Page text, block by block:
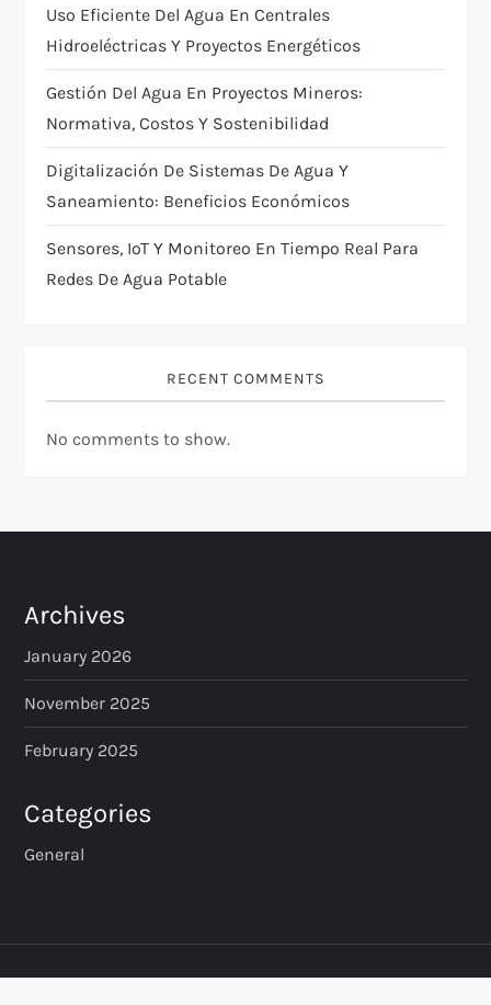
i
o
n
Uso Eficiente Del Agua En Centrales
Hidroeléctricas Y Proyectos Energéticos
Gestión Del Agua En Proyectos Mineros:
Normativa, Costos Y Sostenibilidad
Digitalización De Sistemas De Agua Y
Saneamiento: Beneficios Económicos
Sensores, IoT Y Monitoreo En Tiempo Real Para
Redes De Agua Potable
RECENT COMMENTS
No comments to show.
Archives
January 2026
November 2025
February 2025
Categories
General